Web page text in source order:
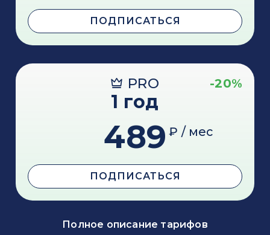
ПОДПИСАТЬСЯ
PRO -20%
1 год
489 ₽ / мес
ПОДПИСАТЬСЯ
Полное описание тарифов